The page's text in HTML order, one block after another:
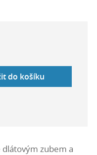
do košíku
dlátovým zubem a